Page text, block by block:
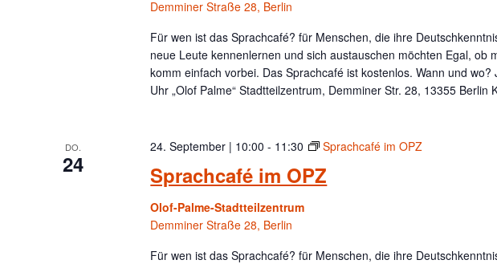
Demminer Straße 28, Berlin
Für wen ist das Sprachcafé? für Menschen, die ihre
neue Leute kennenlernen und sich austauschen möchten Egal, ob
komm einfach vorbei. Das Sprachcafé ist kostenlos. Wann und
Uhr „Olof Palme“ Stadtteilzentrum, Demminer Str. 28, 13355
DO.
24 Sprachcafé im OPZ
24. September | 10:00 - 11:30 Sprachcafé im OPZ
Olof-Palme-Stadtteilzentrum
Demminer Straße 28, Berlin
Für wen ist das Sprachcafé? für Menschen, die ihre